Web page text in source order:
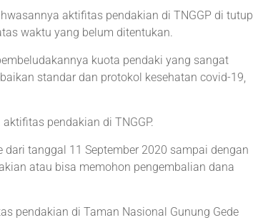
aktifitas pendakian di TNGGP di tutup
waktu yang belum ditentukan.
kuota pendaki yang sangat
standar dan protokol kesehatan covid-19,
pendakian di TNGGP.
tanggal 11 September 2020 sampai dengan
atau bisa memohon pengembalian dana
pendakian di Taman Nasional Gunung Gede